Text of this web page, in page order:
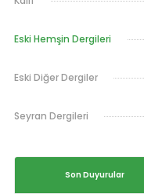
Eski Hemşin Dergileri
Eski Diğer Dergiler
Seyran Dergileri
Son Duyurular